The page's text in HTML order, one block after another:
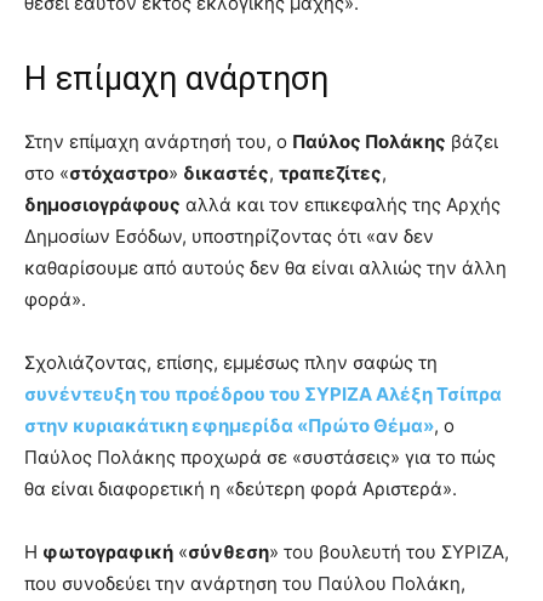
Η επίμαχη ανάρτηση
Στην επίμαχη ανάρτησή του, ο Παύλος Πολάκης βάζει
στο «στόχαστρο» δικαστές, τραπεζίτες,
δημοσιογράφους αλλά και τον επικεφαλής της Αρχής
Δημοσίων Εσόδων, υποστηρίζοντας ότι «αν δεν
καθαρίσουμε από αυτούς δεν θα είναι αλλιώς την άλλη
φορά».
Σχολιάζοντας, επίσης, εμμέσως πλην σαφώς τη
συνέντευξη του προέδρου του ΣΥΡΙΖΑ Αλέξη Τσίπρα
στην κυριακάτικη εφημερίδα «Πρώτο Θέμα», ο
Παύλος Πολάκης προχωρά σε «συστάσεις» για το πώς
θα είναι διαφορετική η «δεύτερη φορά Αριστερά».
Η φωτογραφική «σύνθεση» του βουλευτή του ΣΥΡΙΖΑ,
που συνοδεύει την ανάρτηση του Παύλου Πολάκη,